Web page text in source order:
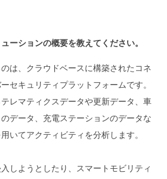
ションの概要を教えてください。
は、クラウドベースに構築されたコネ
セキュリティプラットフォームです。
レマティクスデータや更新データ、車
データ、充電ステーションのデータな
いてアクティビティを分析します。
しようとしたり、スマートモビリティ